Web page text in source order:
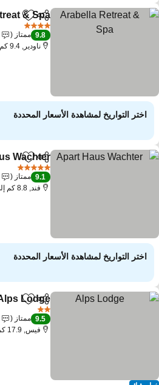
مشاركة
& Spa
9.8 ممتاز
ناودير, 9.4 كم إلى Spiss
اختر التواريخ لمشاهدة الأسعار المحددة
مشاركة
Wachter
9.1 ممتاز
فند, 8.8 كم إلى Spiss
اختر التواريخ لمشاهدة الأسعار المحددة
مشاركة
Alps Lodge
9.5 ممتاز
فيس, 17.9 كم إلى Spiss